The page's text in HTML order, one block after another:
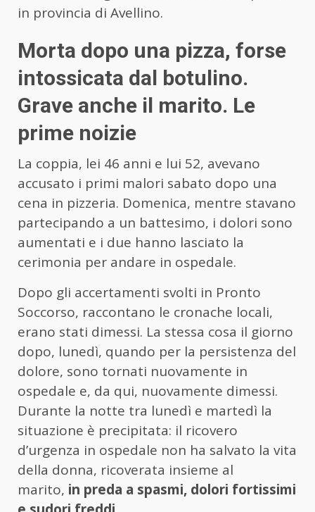
in provincia di Avellino.
Morta dopo una pizza, forse
intossicata dal botulino.
Grave anche il marito. Le
prime noizie
La coppia, lei 46 anni e lui 52, avevano
accusato i primi malori sabato dopo una
cena in pizzeria. Domenica, mentre stavano
partecipando a un battesimo, i dolori sono
aumentati e i due hanno lasciato la
cerimonia per andare in ospedale.
Dopo gli accertamenti svolti in Pronto
Soccorso, raccontano le cronache locali,
erano stati dimessi. La stessa cosa il giorno
dopo, lunedì, quando per la persistenza del
dolore, sono tornati nuovamente in
ospedale e, da qui, nuovamente dimessi.
Durante la notte tra lunedì e martedì la
situazione è precipitata: il ricovero
d’urgenza in ospedale non ha salvato la vita
della donna, ricoverata insieme al
marito, in preda a spasmi, dolori fortissimi